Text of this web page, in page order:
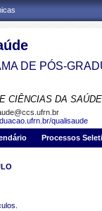
DE PÓS-
CIÊNCIAS DA SAÚDE
qualisaude
Processos